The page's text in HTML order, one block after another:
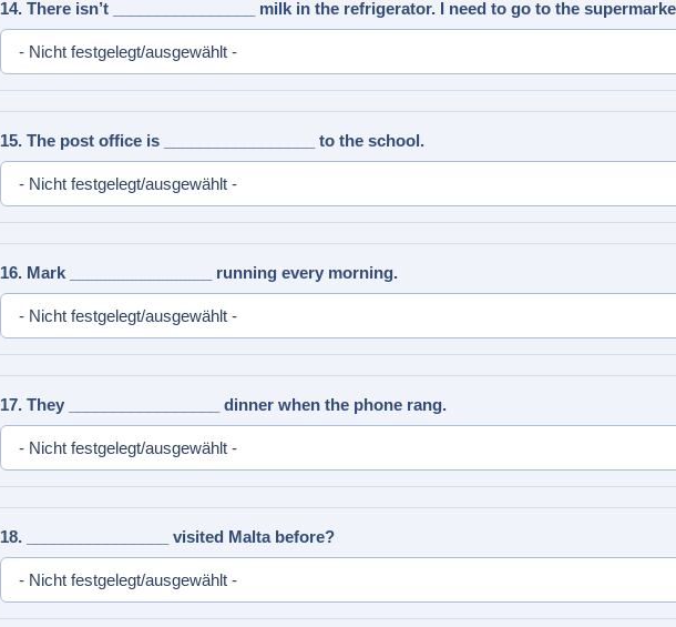
14. There isn’t ________________ milk in the refrigerator. I need to go to the
15. The post office is _________________ to the school.
16. Mark ________________ running every morning.
17. They _________________ dinner when the phone rang.
18. ________________ visited Malta before?